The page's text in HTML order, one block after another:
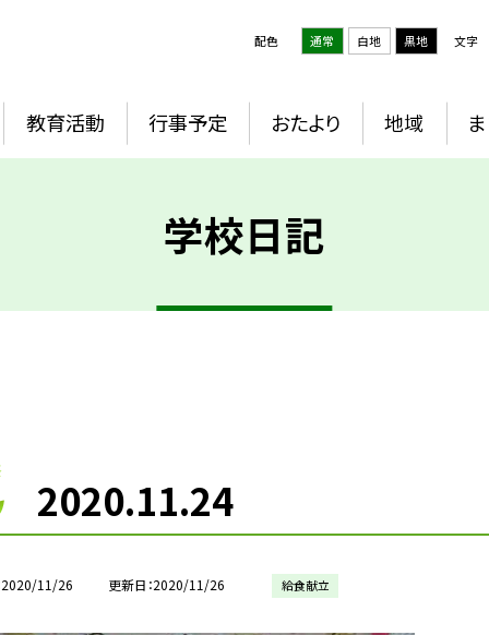
配色 通常 白地 黒地 文字
教育活動 行事予定 おたより 地域
学校日記
2020.11.24
2020/11/26 更新日 2020/11/26 給食献立